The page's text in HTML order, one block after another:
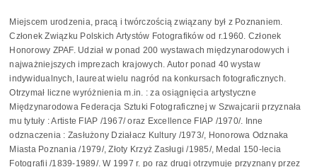
Miejscem urodzenia, pracą i twórczością związany był z Poznaniem.
Członek Związku Polskich Artystów Fotografików od r.1960. Członek
Honorowy ZPAF. Udział w ponad 200 wystawach międzynarodowych i
najważniejszych imprezach krajowych. Autor ponad 40 wystaw
indywidualnych, laureat wielu nagród na konkursach fotograficznych.
Otrzymał liczne wyróżnienia m.in. : za osiągnięcia artystyczne
Międzynarodowa Federacja Sztuki Fotograficznej w Szwajcarii przyznała
mu tytuły : Artiste FIAP /1967/ oraz Excellence FIAP /1970/. Inne
odznaczenia : Zasłużony Działacz Kultury /1973/, Honorowa Odznaka
Miasta Poznania /1979/, Złoty Krzyż Zasługi /1985/, Medal 150-lecia
Fotografii /1839-1989/. W 1997 r. po raz drugi otrzymuje przyznany przez